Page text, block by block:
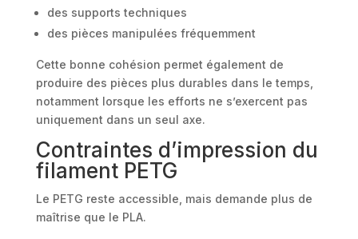
des supports techniques
des pièces manipulées fréquemment
Cette bonne cohésion permet également de
produire des pièces plus durables dans le temps,
notamment lorsque les efforts ne s’exercent pas
uniquement dans un seul axe.
Contraintes d’impression du
filament PETG
Le PETG reste accessible, mais demande plus de
maîtrise que le PLA.